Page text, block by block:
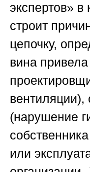
экспертов» в
строит
цепочку,
вина
вентиляции),
(нарушение
или